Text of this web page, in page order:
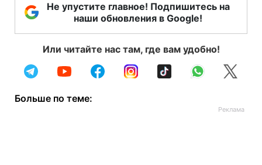
Не упустите главное! Подпишитесь на
наши обновления в Google!
Или читайте нас там, где вам удобно!
Больше по теме: